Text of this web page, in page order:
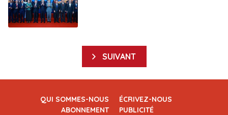
SUIVANT
QUI SOMMES-NOUS
ÉCRIVEZ-NOUS
ABONNEMENT
PUBLICITÉ